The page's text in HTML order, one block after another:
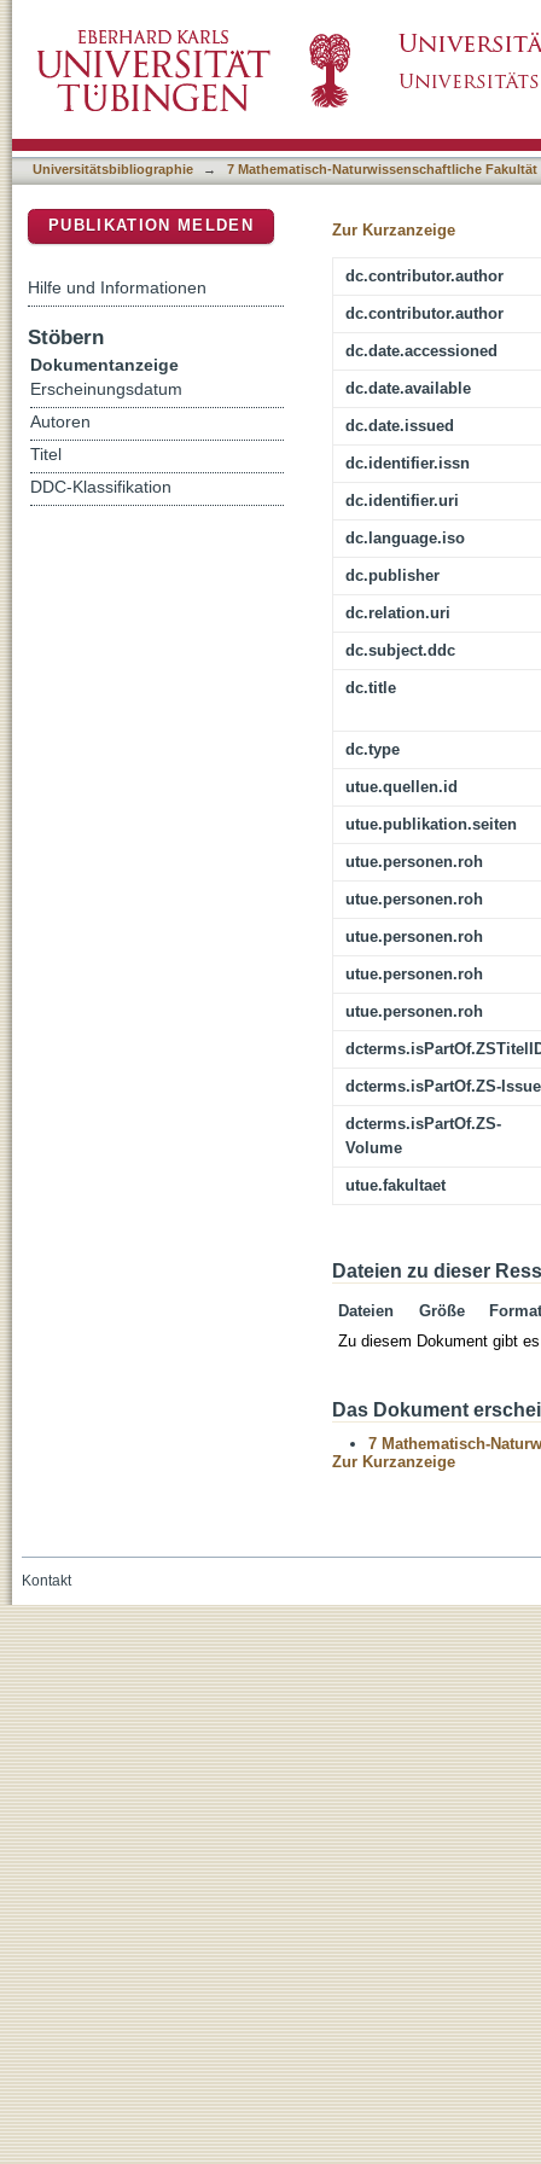
4(PO)(4)}(4+) Core
Universitätsbibliographie → 7 Mathematisch-Naturwissenschaftliche Fakultät
Zur Kurzanzeige
dc.contributor.author
dc.contributor.author
dc.date.accessioned
dc.date.available
dc.date.issued
dc.identifier.issn
dc.identifier.uri
dc.language.iso
dc.publisher
dc.relation.uri
dc.subject.ddc
dc.title
dc.type
utue.quellen.id
utue.publikation.seiten
utue.personen.roh
utue.personen.roh
utue.personen.roh
utue.personen.roh
utue.personen.roh
dcterms.isPartOf.ZS-Issue
dcterms.isPartOf.ZS-
Volume
utue.fakultaet
Dateien zu dieser
Dateien Größe
Format
Zu diesem Dokument gibt
Das Dokument
7 Mathematisch-
Zur Kurzanzeige
PUBLIKATION MELDEN
Hilfe und Informationen
Stöbern
Dokumentanzeige
Erscheinungsdatum
Autoren
Titel
DDC-Klassifikation
Kontakt